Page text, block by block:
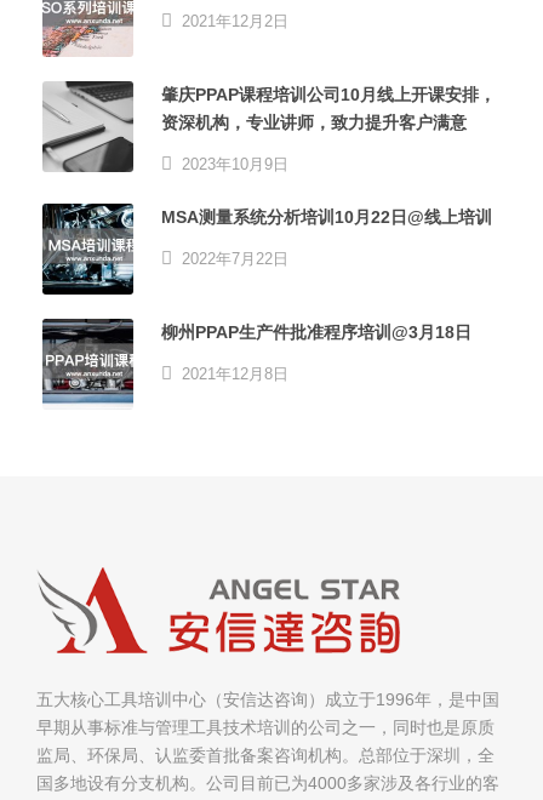
2021年12月2日
肇庆PPAP课程培训公司10月线上开课安排，
资深机构，专业讲师，致力提升客户满意
2023年10月9日
MSA测量系统分析培训10月22日@线上培训
2022年7月22日
柳州PPAP生产件批准程序培训@3月18日
2021年12月8日
五大核心工具培训中心（安信达咨询）成立于1996年，是中国
早期从事标准与管理工具技术培训的公司之一，同时也是原质
监局、环保局、认监委首批备案咨询机构。总部位于深圳，全
国多地设有分支机构。公司目前已为4000多家涉及各行业的客